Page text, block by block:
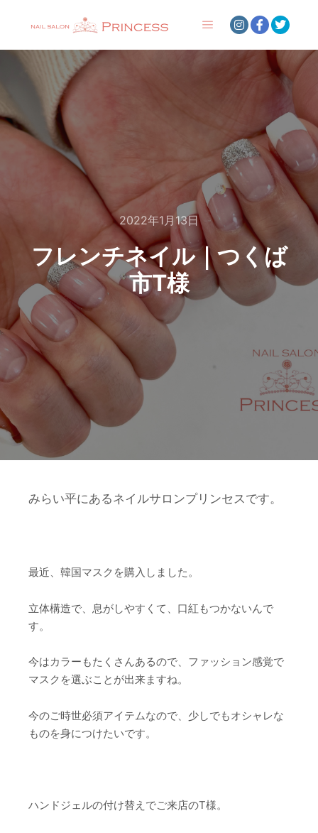
2022年1月13日
フレンチネイル｜つくば
市T様
みらい平にあるネイルサロンプリンセスです。
最近、韓国マスクを購入しました。
立体構造で、息がしやすくて、口紅もつかないんで
す。
今はカラーもたくさんあるので、ファッション感覚で
マスクを選ぶことが出来ますね。
今のご時世必須アイテムなので、少しでもオシャレな
ものを身につけたいです。
ハンドジェルの付け替えでご来店のT様。